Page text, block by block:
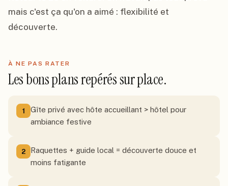
mais c'est ça qu'on a aimé : flexibilité et
découverte.
À NE PAS RATER
Les bons plans repérés sur place.
1
Gîte privé avec hôte accueillant > hôtel pour
ambiance festive
2
Raquettes + guide local = découverte douce et
moins fatigante